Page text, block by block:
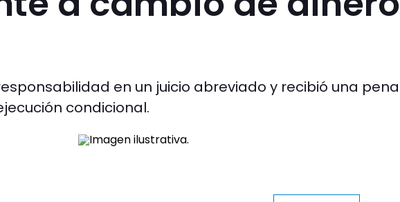
en un juicio abreviado y recibió una
condicional.